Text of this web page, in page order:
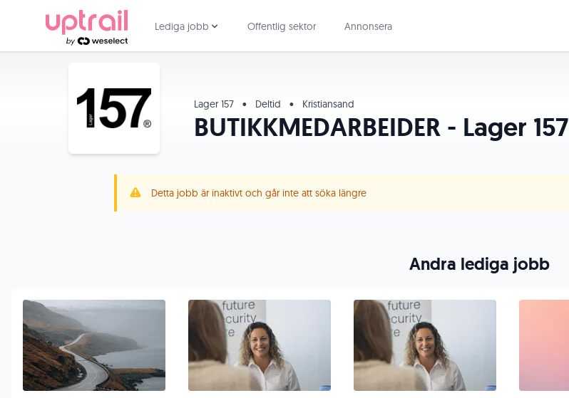
Lediga jobb Offentlig sektor Annonsera
Lager 157 • Deltid • Kristiansand
BUTIKKMEDARBEIDER - Lager 157
Detta jobb är inaktivt och går inte att söka längre
Andra lediga jobb